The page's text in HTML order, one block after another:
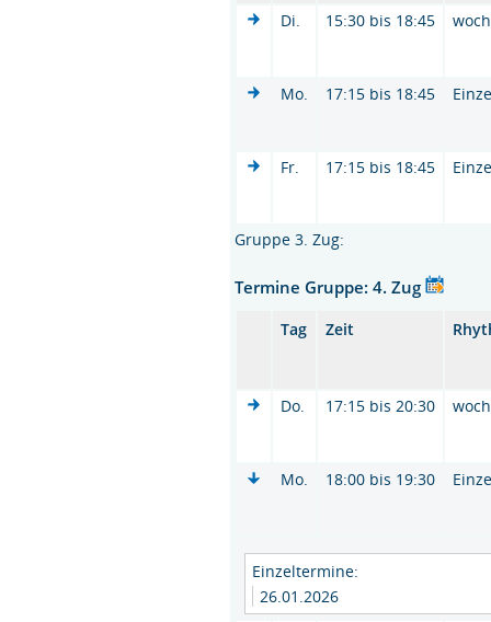
Di. 15:30 bis 18:45 woch
Mo. 17:15 bis 18:45
Fr. 17:15 bis 18:45
Gruppe 3. Zug:
Termine Gruppe: 4. Zug
Tag Zeit
Do. 17:15 bis 20:30 woch
Mo. 18:00 bis 19:30
Einzeltermine:
26.01.2026